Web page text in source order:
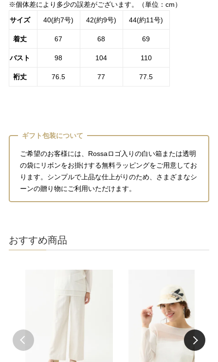
※個体差により多少の誤差がございます。（単位：cm）
サイズ
40(約7号) 42(約9号) 44(約11号)
着丈 67 68 69
バスト 98 104 110
裄丈 76.5 77 77.5
ギフト包装について
ご希望のお客様には、Rossaロゴ入りの白い箱または透明
の袋にリボンをお掛けする無料ラッピングをご用意してお
ります。シンプルで上品な仕上がりのため、さまざまなシ
ーンの贈り物にご利用いただけます。
おすすめ商品